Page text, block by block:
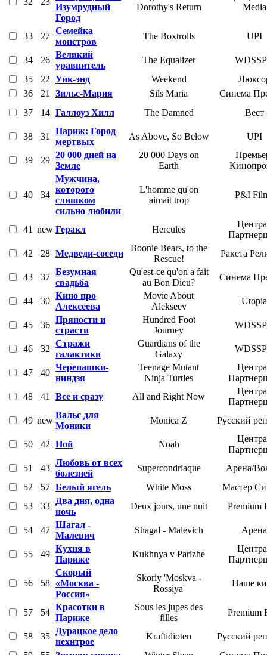
Изумрудный
Город
Dorothy's Return
Media
33 27
Семейка
монстров
The Boxtrolls UPI
34 26
Великий
уравнитель
The Equalizer
35
22 Уик-энд Weekend
36
21 Зильс-Мария Sils Maria
Синема
37
14 Галлоуз Хилл The Damned Вест
38 31
Париж: Город
мертвых
As Above, So Below UPI
39 29
20 000 дней на
Земле
20 000 Days on
Earth
40 34
Мужчина,
которого
слишком
сильно любили
L'homme qu'on
aimait trop
P&I
41 new Геракл Hercules
42
28 Медведи-соседи
Boonie Bears, to the
Rescue!
Ракета
43 37
Безумная
свадьба
Qu'est-ce qu'on a fait
au Bon Dieu?
Синема
44 30
Кино про
Алексеева
Movie About
Alekseev
Utopia
45 36
Пряности и
страсти
Hundred Foot
Journey
46 32
Стражи
галактики
Guardians of the
Galaxy
47 40
Черепашки-
ниндзя
Teenage Mutant
Ninja Turtles
48
41 Все и сразу All and Right Now
49 new
Вальс для
Моники
Monica Z Русский
50 42 Ной Noah
51
43
Любовь от всех
болезней
Supercondriaque
Арена/
52
57 Белый ягель White Moss
Мастер
53
33
Два дня, одна
ночь
Deux jours, une nuit Premium
54 47
Шагал -
Малевич
Shagal - Malevich Арена
55 49
Кухня в
Париже
Kukhnya v Parizhe
56 58
Скорый
«Москва -
Россия»
Skoriy 'Moskva -
Rossiya'
Наше
57 54
Красотки в
Париже
Sous les jupes des
filles
Premium
58 35
Дурацкое дело
нехитрое
Kraftidioten
Русский